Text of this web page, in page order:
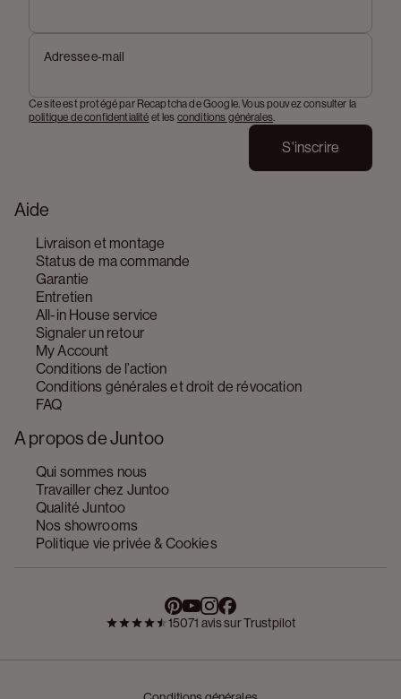
Aide
Livraison et montage
Status de ma commande
Garantie
Entretien
All-in House service
Signaler un retour
My Account
Conditions de l’action
Conditions générales et droit de révocation
FAQ
A propos de Juntoo
Qui sommes nous
Travailler chez Juntoo
Qualité Juntoo
Nos showrooms
Politique vie privée & Cookies
Adresse e-mail
Ce site est protégé par Recaptcha de Google. Vous pouvez consulter la
politique de confidentialité et les conditions générales.
S'inscrire
15071 avis sur Trustpilot